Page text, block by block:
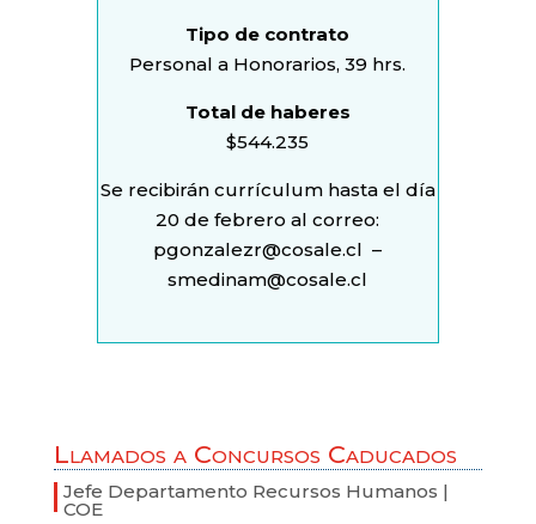
Tipo de contrato
Personal a Honorarios, 39 hrs.
Total de haberes
$544.235
Se recibirán currículum hasta el día
20 de febrero al correo:
pgonzalezr@cosale.cl –
smedinam@cosale.cl
Llamados a Concursos Caducados
Jefe Departamento Recursos Humanos |
COE